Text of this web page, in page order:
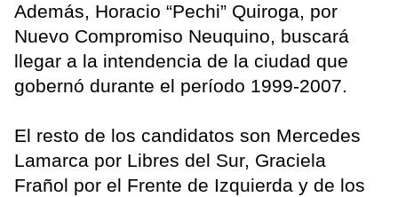
Además, Horacio “Pechi” Quiroga, por
Nuevo Compromiso Neuquino, buscará
llegar a la intendencia de la ciudad que
gobernó durante el período 1999-2007.
El resto de los candidatos son Mercedes
Lamarca por Libres del Sur, Graciela
Frañol por el Frente de Izquierda y de los